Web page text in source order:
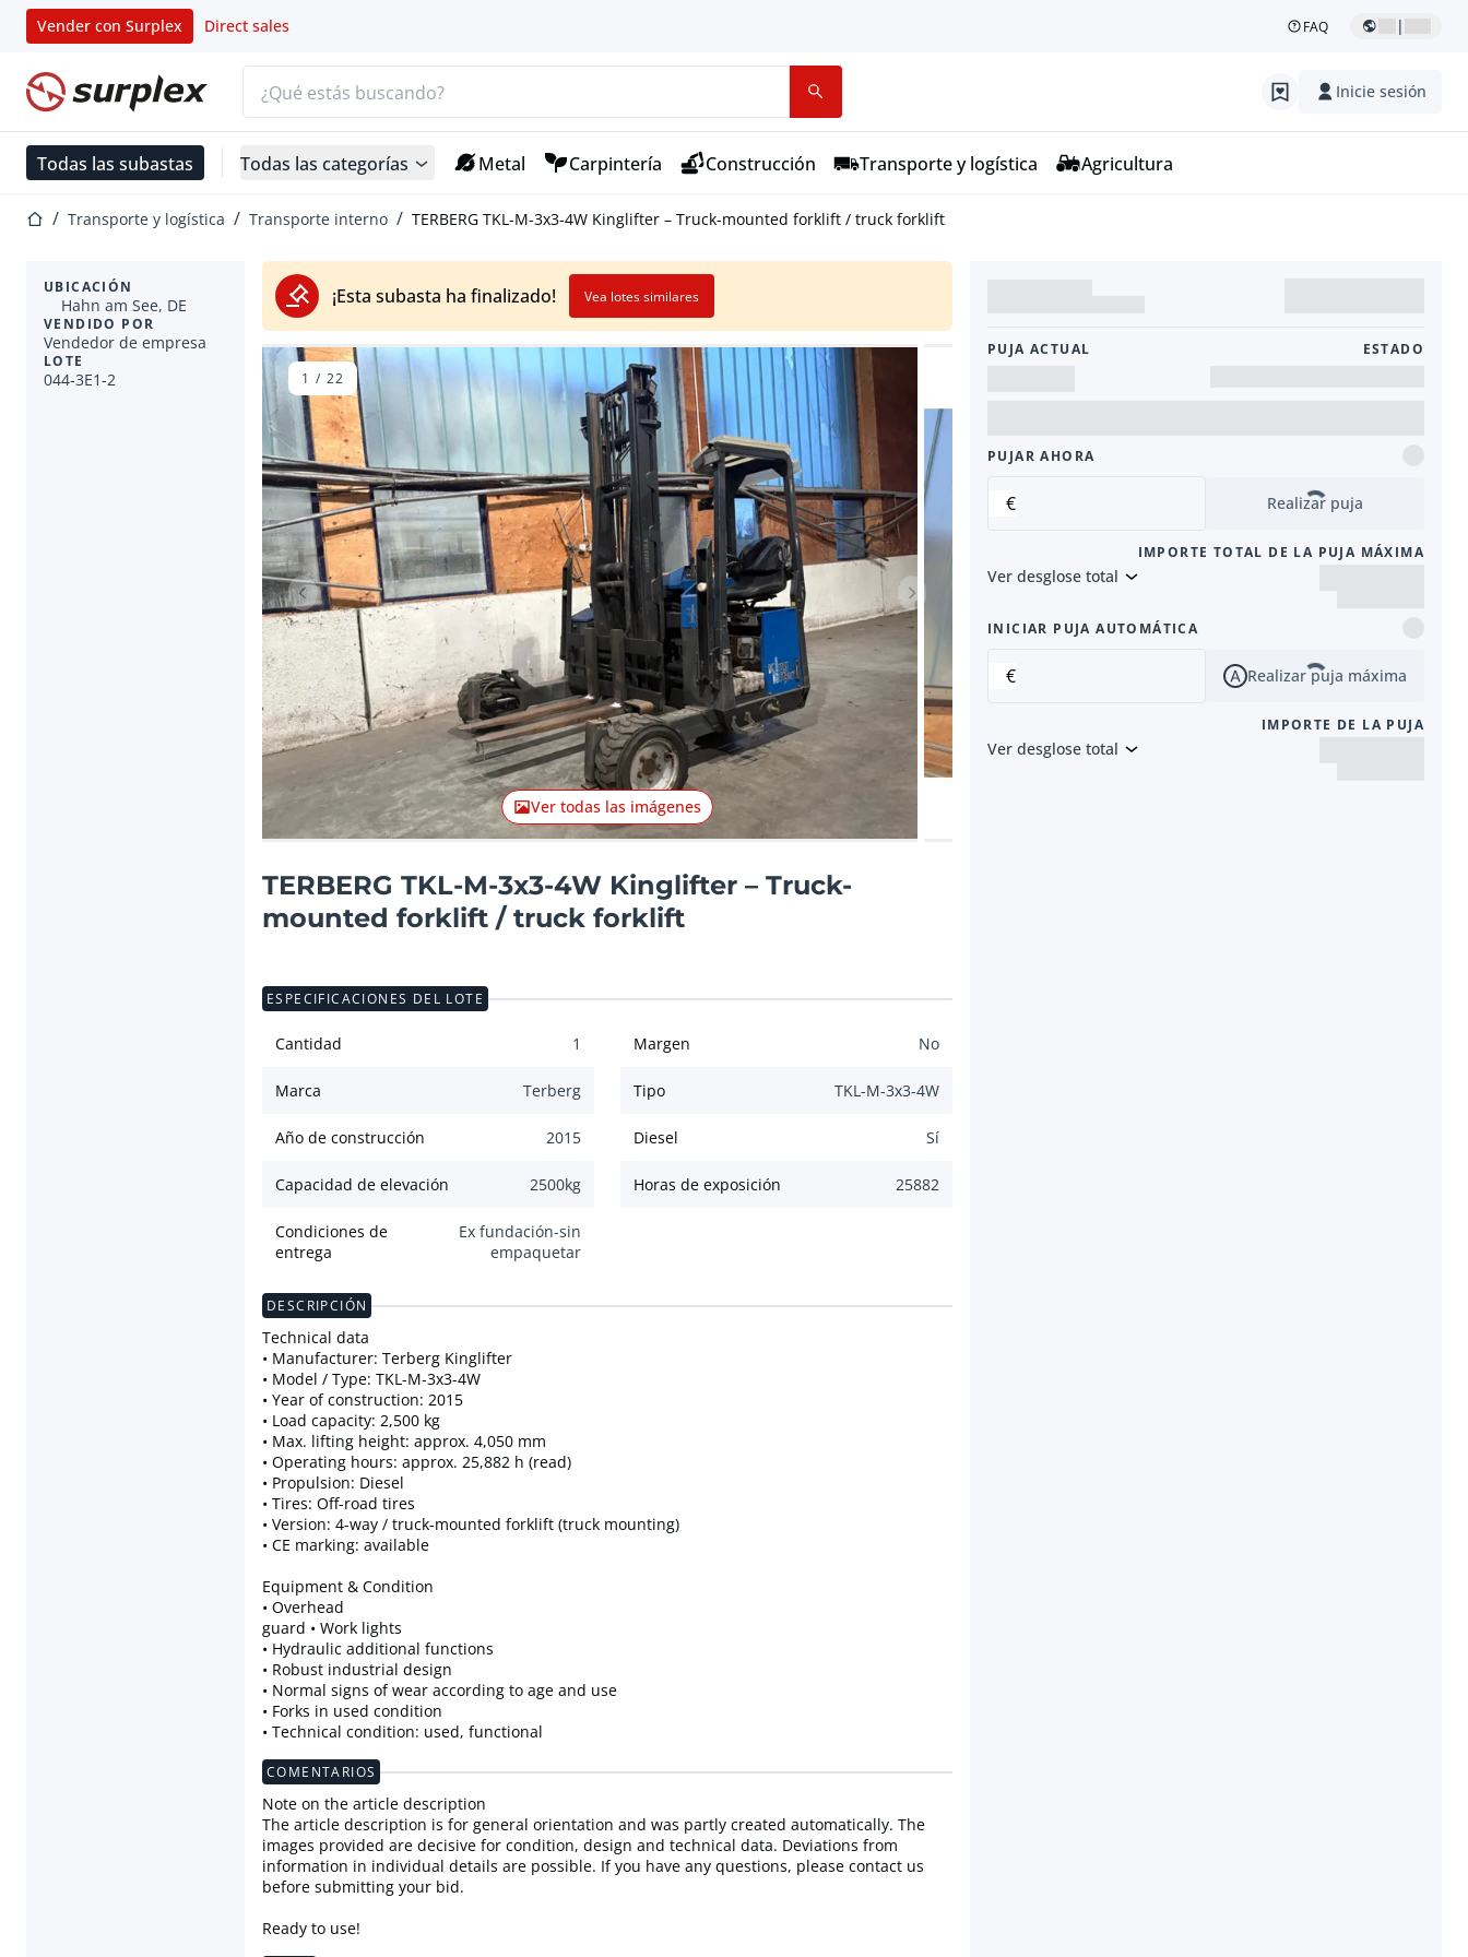
Vender con Surplex Direct sales FAQ |
Página de inicio Inicie sesión
Todas las subastas Todas las categorías Metal Carpintería Construcción Transporte y logística Agricultura
Página de inicio
Transporte y logística Transporte interno TERBERG TKL-M-3x3-4W Kinglifter – Truck-mounted forklift / truck forklift
¡Esta subasta ha finalizado! Vea lotes similares
UBICACIÓN
Hahn am See, DE
VENDIDO POR
Vendedor de empresa
LOTE
044-3E1-2
Artículo anterior Artículo siguiente
Ver todas las imágenes
1 / 22
TERBERG TKL-M-3x3-4W Kinglifter – Truck-
mounted forklift / truck forklift
PUJA ACTUAL ESTADO
PUJAR AHORA
€ Realizar puja
IMPORTE TOTAL DE LA PUJA MÁXIMA
Ver desglose total
INICIAR PUJA AUTOMÁTICA
€ Realizar puja máxima
IMPORTE DE LA PUJA
Ver desglose total
ESPECIFICACIONES DEL LOTE
Cantidad 1 Margen No
Marca Terberg Tipo TKL-M-3x3-4W
Año de construcción 2015 Diesel Sí
Capacidad de elevación 2500kg Horas de exposición 25882
Condiciones de
entrega
Ex fundación-sin
empaquetar
DESCRIPCIÓN
Technical data
• Manufacturer: Terberg Kinglifter
• Model / Type: TKL-M-3x3-4W
• Year of construction: 2015
• Load capacity: 2,500 kg
• Max. lifting height: approx. 4,050 mm
• Operating hours: approx. 25,882 h (read)
• Propulsion: Diesel
• Tires: Off-road tires
• Version: 4-way / truck-mounted forklift (truck mounting)
• CE marking: available
Equipment & Condition
• Overhead
guard • Work lights
• Hydraulic additional functions
• Robust industrial design
• Normal signs of wear according to age and use
• Forks in used condition
• Technical condition: used, functional
COMENTARIOS
Note on the article description
The article description is for general orientation and was partly created automatically. The
images provided are decisive for condition, design and technical data. Deviations from
information in individual details are possible. If you have any questions, please contact us
before submitting your bid.
Ready to use!